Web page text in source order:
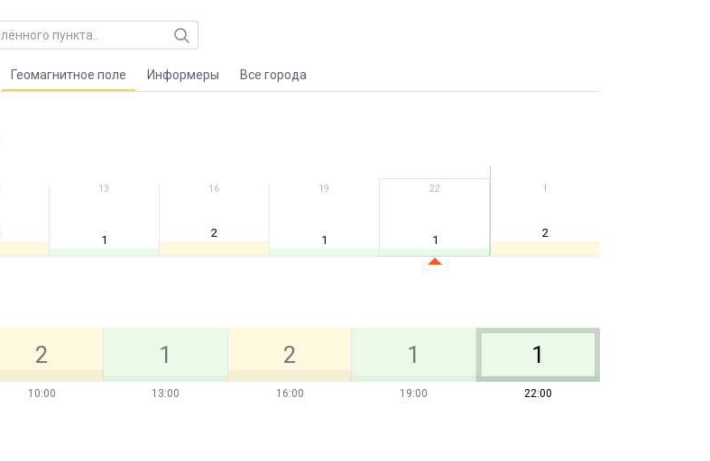
Геомагнитное поле Информеры Все города
13
1
16
2
19
1
22
1
1
2
10:00
2
13:00
1
16:00
2
19:00
1
22:00
1